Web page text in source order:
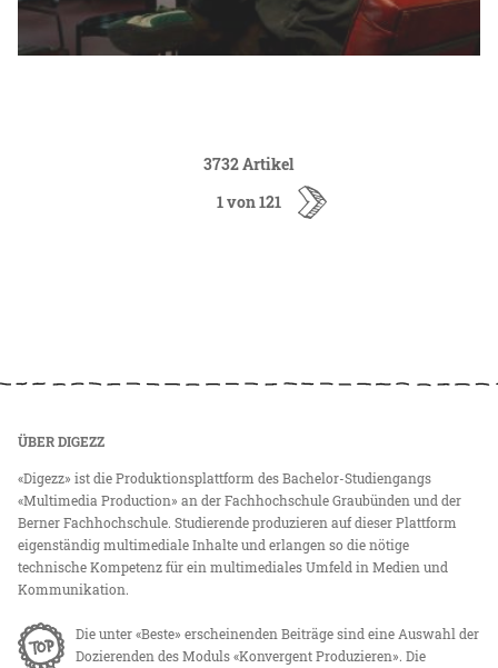
3732 Artikel
1 von 121
ÜBER DIGEZZ
«Digezz» ist die Produktionsplattform des Bachelor-Studiengangs
«Multimedia Production» an der Fachhochschule Graubünden und der
Berner Fachhochschule. Studierende produzieren auf dieser Plattform
eigenständig multimediale Inhalte und erlangen so die nötige
technische Kompetenz für ein multimediales Umfeld in Medien und
Kommunikation.
Die unter «Beste» erscheinenden Beiträge sind eine Auswahl der
Dozierenden des Moduls «Konvergent Produzieren». Die